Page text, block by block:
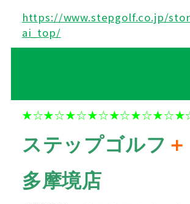
https://www.stepgolf.co.jp/
ai_top/
ステップゴルフ ＋
多摩境店